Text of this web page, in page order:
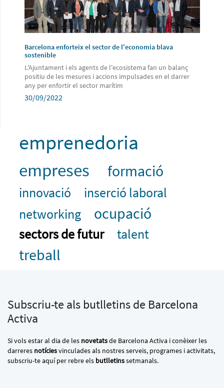
Barcelona enforteix el sector de l'economia blava
sostenible
L'Ajuntament i els agents de l'ecosistema fan un balanç
positiu de les mesures i accions impulsades en el darrer
any per enfortir el sector marítim
30/09/2022
emprenedoria
empreses formació
innovació
inserció laboral
networking
ocupació
sectors de futur talent
treball
Subscriu-te als butlletins de Barcelona
Activa
Si vols estar al dia de les novetatsde Barcelona Activa i conèixer les
darreres notíciesvinculades als nostres serveis, programes i activitats,
subscriu-te aquí per rebre els butlletinssetmanals.